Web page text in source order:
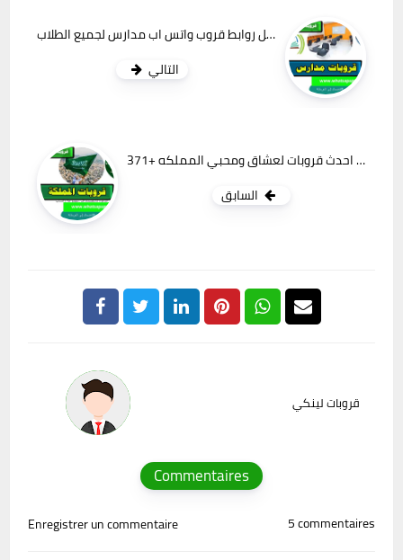
قائمة تضم افضل روابط قروب واتس اب مدارس لجميع الطلاب
التالي
371+ روابط قروب واتس المملكة احدث قروبات لعشاق ومحبي المملكه
السابق
قروبات لينكي
Commentaires
5 commentaires
Enregistrer un commentaire